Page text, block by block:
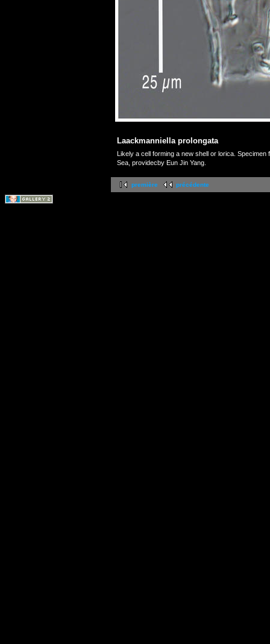
Laackmanniella prolongata
Likely a cell forming a new shell or lorica.
Sea, providecby Eun Jin Yang.
première précédente